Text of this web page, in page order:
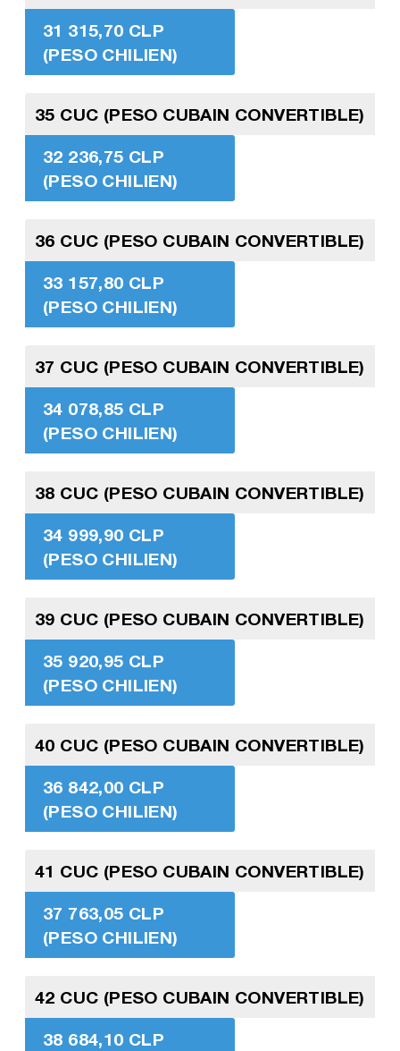
31 315,70 CLP
(PESO CHILIEN)
35 CUC (PESO CUBAIN CONVERTIBLE)
32 236,75 CLP
(PESO CHILIEN)
36 CUC (PESO CUBAIN CONVERTIBLE)
33 157,80 CLP
(PESO CHILIEN)
37 CUC (PESO CUBAIN CONVERTIBLE)
34 078,85 CLP
(PESO CHILIEN)
38 CUC (PESO CUBAIN CONVERTIBLE)
34 999,90 CLP
(PESO CHILIEN)
39 CUC (PESO CUBAIN CONVERTIBLE)
35 920,95 CLP
(PESO CHILIEN)
40 CUC (PESO CUBAIN CONVERTIBLE)
36 842,00 CLP
(PESO CHILIEN)
41 CUC (PESO CUBAIN CONVERTIBLE)
37 763,05 CLP
(PESO CHILIEN)
42 CUC (PESO CUBAIN CONVERTIBLE)
38 684,10 CLP